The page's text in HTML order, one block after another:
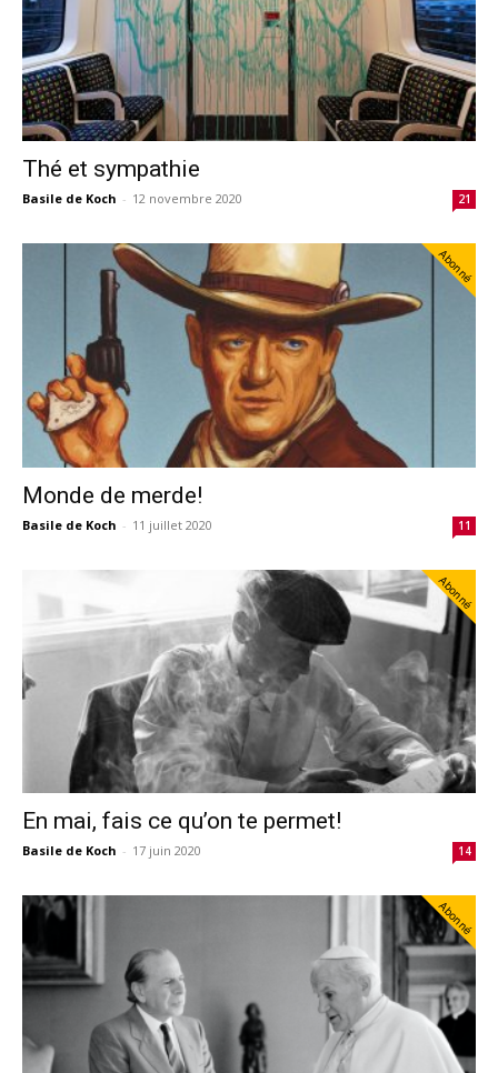
Thé et sympathie
Basile de Koch - 12 novembre 2020 21
Abonné
Monde de merde!
Basile de Koch - 11 juillet 2020 11
Abonné
En mai, fais ce qu’on te permet!
Basile de Koch - 17 juin 2020 14
Abonné